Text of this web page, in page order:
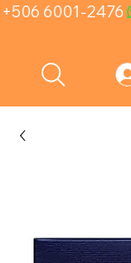
+506 6001-2476